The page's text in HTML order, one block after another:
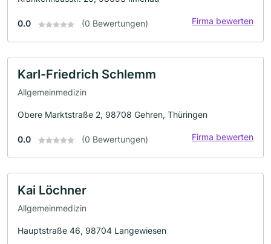
0.0 (0 Bewertungen) Firma bewerten
Karl-Friedrich Schlemm
Allgemeinmedizin
Obere Marktstraße 2, 98708 Gehren, Thüringen
0.0 (0 Bewertungen) Firma bewerten
Kai Löchner
Allgemeinmedizin
Hauptstraße 46, 98704 Langewiesen